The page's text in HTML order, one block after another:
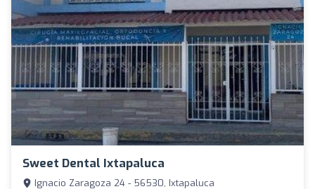
Sweet Dental Ixtapaluca
Ignacio Zaragoza 24 - 56530, Ixtapaluca